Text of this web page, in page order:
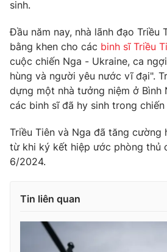
Ðiện thoại Thời báo VTV:
Liên hệ quảng cáo: 024-7300.7108
thuận bằng văn bản. Ghi rõ nguồn
thông tin từ website này.
sinh.
Đầu năm nay, nhà lãnh đạo Triều
bằng khen cho các binh sĩ Triều
cuộc chiến Nga - Ukraine, ca
hùng và người yêu nước vĩ đại".
dựng một nhà tưởng niệm ở Bình
các binh sĩ đã hy sinh trong chiến
Triều Tiên và Nga đã tăng cường
từ khi ký kết hiệp ước phòng thủ
6/2024.
Tin liên quan